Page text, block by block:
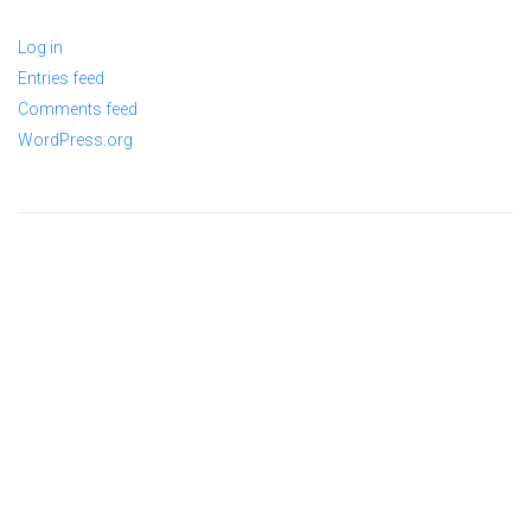
Log in
Entries feed
Comments feed
WordPress.org